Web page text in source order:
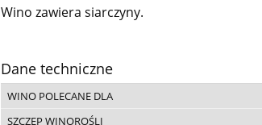
GLENFARCLAS 15YO WHISKY
WHISKY
359,00 zł
Wino zawiera siarczyny.
Dane techniczne
WINO POLECANE DLA
SZCZEP WINOROŚLI